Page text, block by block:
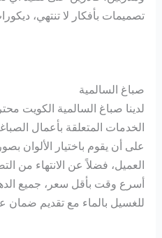
تصميمات بأفكار لا تنتهي،
صباغ السالمية
لدينا صباغ السالمية الكويت
الخدمات المتعلقة بأعمال
على أن يقوم باختيار الألوان
العميل، فضلاً عن الانتهاء من
أسرع وقت بأقل سعر، جميع
للغسيل بالماء مع تقديم ضمان